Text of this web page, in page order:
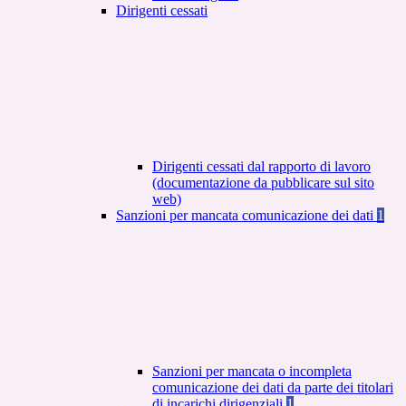
Dirigenti cessati
Dirigenti cessati dal rapporto di lavoro
(documentazione da pubblicare sul sito
web)
Sanzioni per mancata comunicazione dei dati 1
Sanzioni per mancata o incompleta
comunicazione dei dati da parte dei titolari